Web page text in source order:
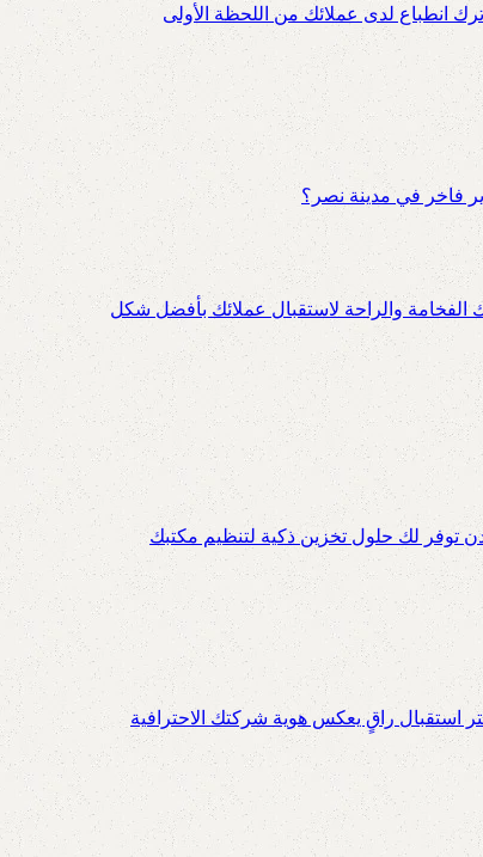
انطباع لدى عملائك من اللحظة الأولى
فاخر في مدينة نصر؟
الفخامة والراحة لاستقبال عملائك بأفضل شكل
توفر لك حلول تخزين ذكية لتنظيم مكتبك
استقبال راقٍ يعكس هوية شركتك الاحترافية